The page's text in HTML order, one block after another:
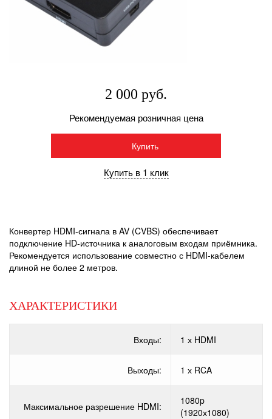
2 000 руб.
Рекомендуемая розничная цена
Купить
Купить в 1 клик
Конвертер HDMI-сигнала в AV (CVBS) обеспечивает
подключение HD-источника к аналоговым входам приёмника.
Рекомендуется использование совместно с HDMI-кабелем
длиной не более 2 метров.
ХАРАКТЕРИСТИКИ
Входы: 1 х HDMI
Выходы: 1 х RCA
Максимальное разрешение HDMI:
1080p
(1920х1080)